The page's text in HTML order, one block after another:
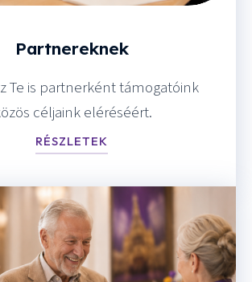
Partnereknek
Te is partnerként támogatóink
céljaink eléréséért.
RÉSZLETEK